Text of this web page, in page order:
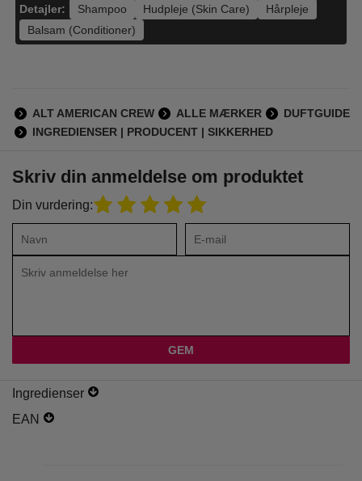
Detajler: Shampoo Hudpleje (Skin Care)
Hårpleje
Balsam (Conditioner)
ALT AMERICAN CREW ALLE MÆRKER
DUFTGUIDE
INGREDIENSER | PRODUCENT | SIKKERHED
Skriv din anmeldelse om produktet
Din vurdering:
Ingredienser
EAN